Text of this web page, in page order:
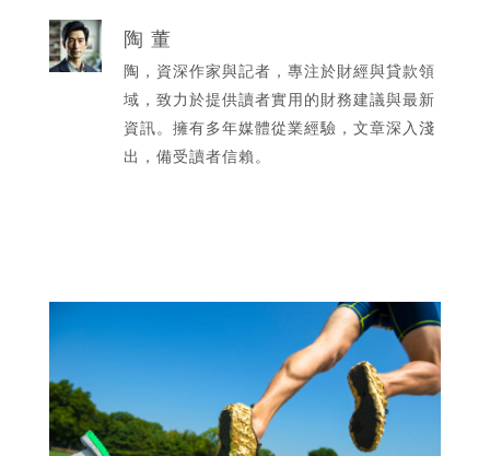
陶 董
陶，資深作家與記者，專注於財經與貸款領
域，致力於提供讀者實用的財務建議與最新
資訊。擁有多年媒體從業經驗，文章深入淺
出，備受讀者信賴。